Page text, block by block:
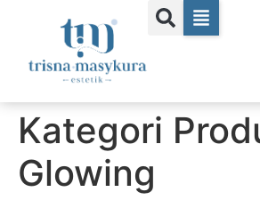
Kategori
Glowing